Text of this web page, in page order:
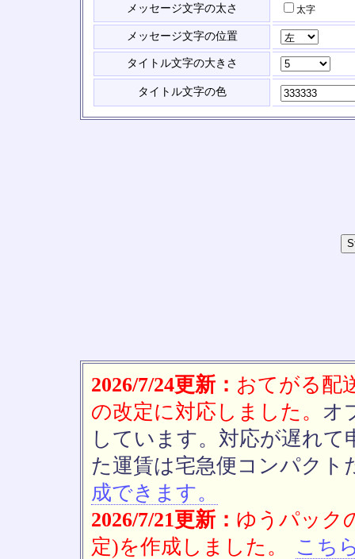
メッセージ文字の太さ 太字
メッセージ文字の位置
タイトル文字の大きさ
タイトル文字の色
2026/7/24更新： おてがる配
の改定に対応しました。 オ
しています。対応が遅れ
た運賃は宅急便コンパクト
成できます。
2026/7/21更新： ゆうパック
定)を作成しました。
こち